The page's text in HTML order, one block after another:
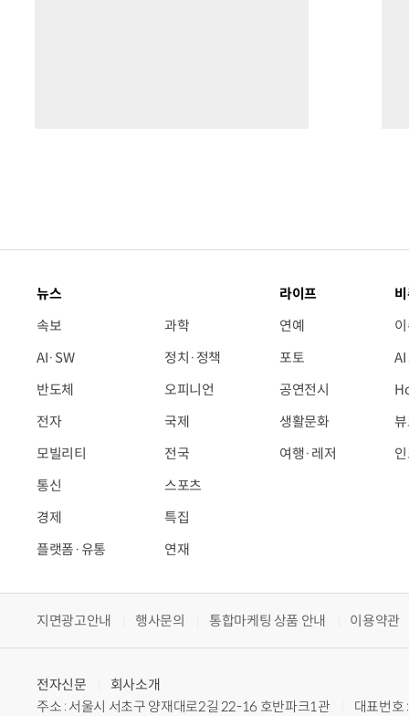
뉴스
속보
AI·SW
반도체
전자
모빌리티
통신
경제
플랫폼·유통
과학
정치·정책
오피니언
국제
전국
스포츠
특집
연재
라이프
연예
포토
공연전시
생활문화
여행·레저
지면광고안내 행사문의 통합마케팅 상품 안내 이용약관
전자신문
회사소개
주소 : 서울시 서초구 양재대로2길 22-16 호반파크1관
대표번